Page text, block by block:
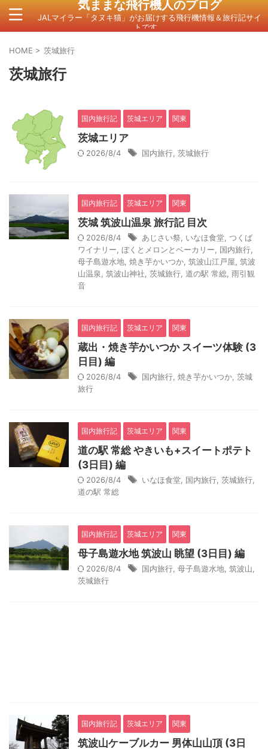
気ままな飛行機人のプログ
JALマイラー「タヌキ猫」がお届けする飛行機情報＆旅行記サイ
トです。
HOME > 茨城旅行
茨城旅行
国内旅行記 茨城エリア 関東
茨城エリア
2026/8/4 国内旅行 茨城旅行
国内旅行記 茨城エリア 関東
茨城 筑波山温泉 旅行記 目次
2026/8/4 あじさい祭 いなほ食堂 つくば
ワイナリー ぼくとメロンとベーカリー 国内旅行
母子島遊水地 焼き芋かいつか 筑波山江戸屋 筑波
山温泉
筑波山神社 茨城旅行 道の駅 常総 雨引観
音
国内旅行記 茨城エリア 関東
蔵出・焼き芋かいつか スイーツ体験 (3
日目) 編
2026/8/4 国内旅行 焼き芋かいつか 茨城
旅行
国内旅行記 茨城エリア 関東
道の駅 常総 やきいも+スイートポテト
(3日目) 編
2026/8/4 いなほ食堂 国内旅行 茨城旅行
道の駅 常総
国内旅行記 茨城エリア 関東
母子島遊水地 筑波山 眺望 (3日目) 編
2026/8/4 国内旅行 母子島遊水地 筑波山
茨城旅行
国内旅行記 茨城エリア 関東
筑波山ケーブルカー 男体山山頂 (3日